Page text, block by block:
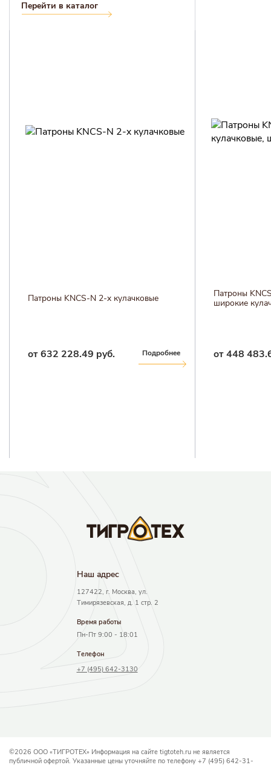
Перейти в каталог
Патроны KNCS-N 2-х кулачковые
от 632 228.49 руб. Подробнее
Патроны
широкие
от 448
Наш адрec
127422, г. Москва, ул.
Тимирязевская, д. 1 стр. 2
Время работы
Пн-Пт 9:00 - 18:01
Телефон
+7 (495) 642-3130
©2026 ООО «ТИГРОТЕХ» Информация на сайте tigtoteh.ru не является
публичной офертой. Указанные цены уточняйте по телефону +7 (495) 642-31-